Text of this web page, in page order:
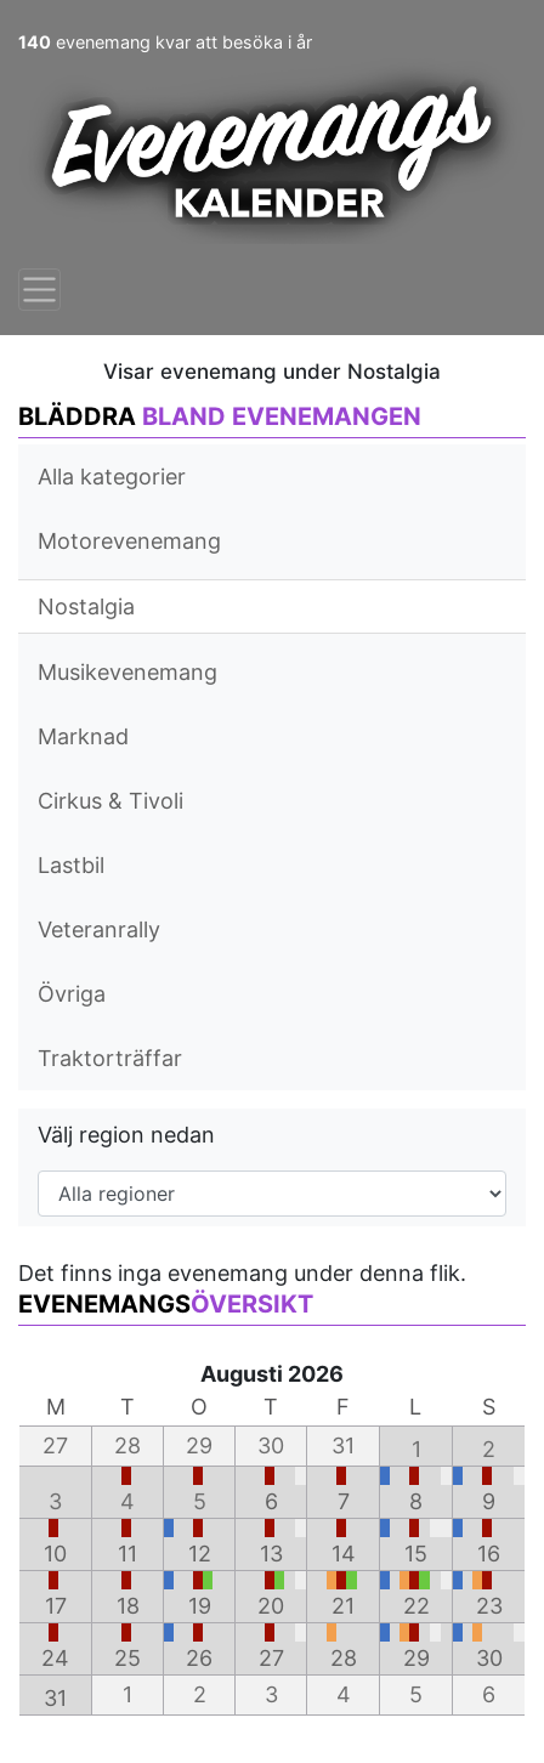
140 evenemang kvar att besöka i år
Visar evenemang under Nostalgia
BLÄDDRA BLAND EVENEMANGEN
Alla kategorier
Motorevenemang
Nostalgia
Musikevenemang
Marknad
Cirkus & Tivoli
Lastbil
Veteranrally
Övriga
Traktorträffar
Välj region nedan
Det finns inga evenemang under denna flik.
EVENEMANGSÖVERSIKT
Augusti 2026
M
T O T F L
S
27
28 29 30 31 1 2
3 4 5 6 7 8 9
10 11 12 13 14 15 16
17 18 19 20 21 22 23
24 25 26 27 28 29
30
31
1 2 3 4 5 6